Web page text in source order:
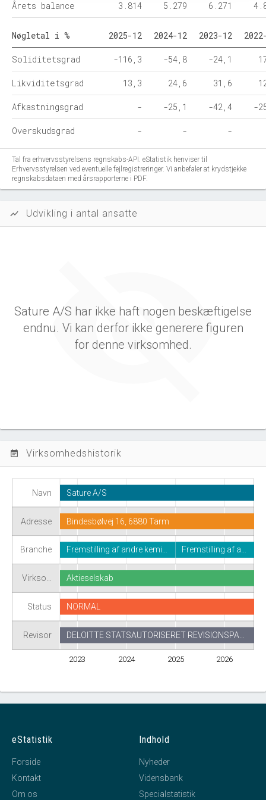
Årets balance 3.814 5.279 6.271
Nøgletal i % 2025-12 2024-12 2023-12
Soliditetsgrad -116,3 -54,8 -24,1
Likviditetsgrad 13,3 24,6 31,6
Afkastningsgrad - -25,1 -42,4 -
Overskudsgrad - - -
Tal fra erhvervsstyrelsens regnskabs-API. eStatistik henviser til
Erhvervsstyrelsen ved eventuelle fejlregistreringer. Vi anbefaler at krydstjekke
regnskabsdataen med årsrapporterne i PDF.
show_chart Udvikling i antal ansatte
Sature A/S har ikke haft nogen beskæftigelse
endnu. Vi kan derfor ikke generere figuren
for denne virksomhed.
event_note Virksomhedshistorik
Navn
Adresse
Branche
Virkso…
Status
Revisor
2023 2024 2025 2026
Sature A/S
Bindesbølvej 16, 6880 Tarm
Fremstilling af andre kemi… Fremstilling af a…
Aktieselskab
NORMAL
DELOITTE STATSAUTORISERET REVISIONSPA…
eStatistik
Forside
Kontakt
Om os
Indhold
Nyheder
Vidensbank
Specialstatistik